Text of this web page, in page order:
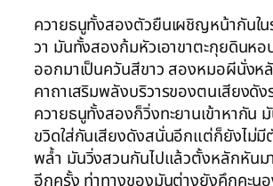
ควายธนูทั้งสองตัวยืนเผชิญหน้ากันใน
วา มันทั้งสองก้มหัวเอาขาตะกุยดินหอ
ออกมาเป็นควันสีขาว สองหมอผีนั่งห
คาถาเสริมพลังบริวารของตนเสียงดัง
ควายธนูทั้งสองก็วิ่งทะยานเข้าหากัน
ขวิดใส่กันเสียงดังสนั่นอีกแต่ก็ยังไม่มี
พล้ำ มันวิ่งสวนกันไปแล้วตั้งหลักหัน
อีกครั้ง ท่าทางของมันต่างยังคึกคะน